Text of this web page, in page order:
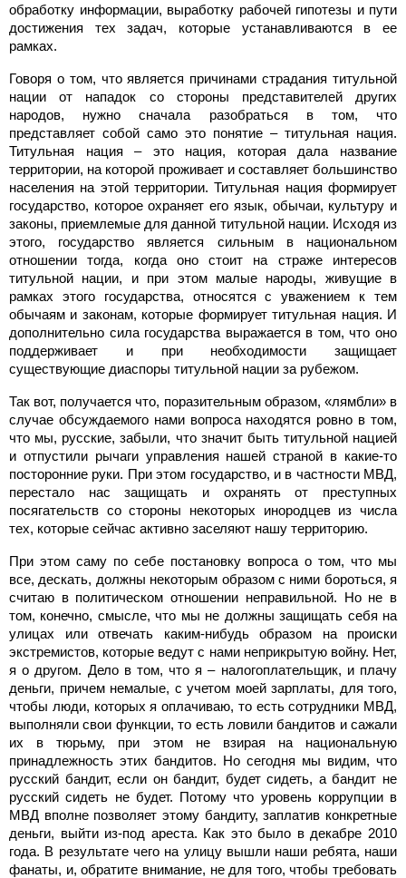
обработку информации, выработку рабочей гипотезы и пути
достижения тех задач, которые устанавливаются в ее
рамках.
Говоря о том, что является причинами страдания титульной
нации от нападок со стороны представителей других
народов, нужно сначала разобраться в том, что
представляет собой само это понятие – титульная нация.
Титульная нация – это нация, которая дала название
территории, на которой проживает и составляет большинство
населения на этой территории. Титульная нация формирует
государство, которое охраняет его язык, обычаи, культуру и
законы, приемлемые для данной титульной нации. Исходя из
этого, государство является сильным в национальном
отношении тогда, когда оно стоит на страже интересов
титульной нации, и при этом малые народы, живущие в
рамках этого государства, относятся с уважением к тем
обычаям и законам, которые формирует титульная нация. И
дополнительно сила государства выражается в том, что оно
поддерживает и при необходимости защищает
существующие диаспоры титульной нации за рубежом.
Так вот, получается что, поразительным образом, «лямбли» в
случае обсуждаемого нами вопроса находятся ровно в том,
что мы, русские, забыли, что значит быть титульной нацией
и отпустили рычаги управления нашей страной в какие-то
посторонние руки. При этом государство, и в частности МВД,
перестало нас защищать и охранять от преступных
посягательств со стороны некоторых инородцев из числа
тех, которые сейчас активно заселяют нашу территорию.
При этом саму по себе постановку вопроса о том, что мы
все, дескать, должны некоторым образом с ними бороться, я
считаю в политическом отношении неправильной. Но не в
том, конечно, смысле, что мы не должны защищать себя на
улицах или отвечать каким-нибудь образом на происки
экстремистов, которые ведут с нами неприкрытую войну. Нет,
я о другом. Дело в том, что я – налогоплательщик, и плачу
деньги, причем немалые, с учетом моей зарплаты, для того,
чтобы люди, которых я оплачиваю, то есть сотрудники МВД,
выполняли свои функции, то есть ловили бандитов и сажали
их в тюрьму, при этом не взирая на национальную
принадлежность этих бандитов. Но сегодня мы видим, что
русский бандит, если он бандит, будет сидеть, а бандит не
русский сидеть не будет. Потому что уровень коррупции в
МВД вполне позволяет этому бандиту, заплатив конкретные
деньги, выйти из-под ареста. Как это было в декабре 2010
года. В результате чего на улицу вышли наши ребята, наши
фанаты, и, обратите внимание, не для того, чтобы требовать